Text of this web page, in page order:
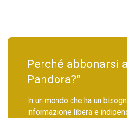
Perché abbonarsi
Pandora?"
In un mondo che ha un
informazione libera e